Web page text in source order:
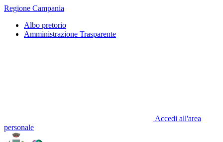
Regione Campania
Albo pretorio
Amministrazione Trasparente
Accedi all'area
personale